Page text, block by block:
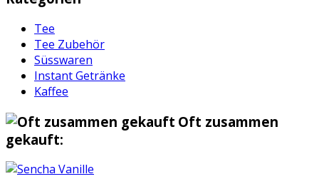
Tee
Tee Zubehör
Süsswaren
Instant Getränke
Kaffee
Oft zusammen
gekauft: